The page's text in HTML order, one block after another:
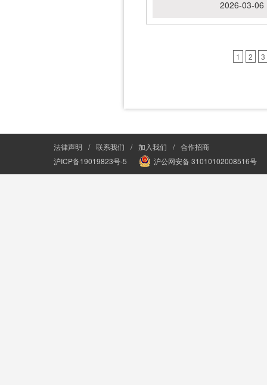
2026-03-06
1 2 3
法律声明 / 联系我们 / 加入我们 / 合作招商
沪ICP备19019823号-5
沪公网安备 31010102008516号